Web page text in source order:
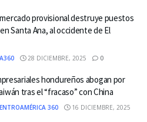
provisional destruye puestos
Santa Ana, al occidente de El
28 DICIEMBRE, 2025 0
hondureños abogan por
tras el “fracaso” con China
360
16 DICIEMBRE, 2025